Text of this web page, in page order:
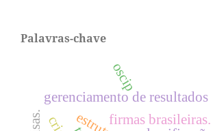
Palavras-chave
gerenciamento de resultados
firmas brasileiras.
oscip